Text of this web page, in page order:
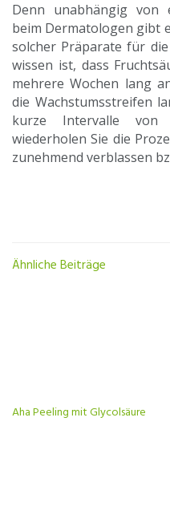
Denn unabhängig von
beim Dermatologen gibt
solcher Präparate für
wissen ist, dass
mehrere Wochen lang
die Wachstumsstreifen
kurze Intervalle
wiederholen Sie die
zunehmend verblassen
Ähnliche Beiträge
Aha Peeling mit Glycolsäure